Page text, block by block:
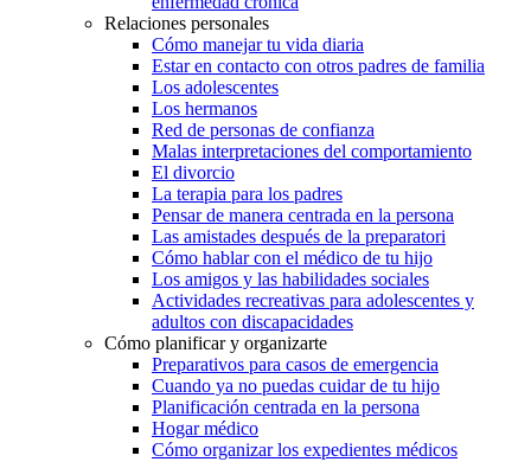
Relaciones personales
Cómo manejar tu vida diaria
Estar en contacto con otros padres de familia
Los adolescentes
Los hermanos
Red de personas de confianza
Malas interpretaciones del comportamiento
El divorcio
La terapia para los padres
Pensar de manera centrada en la persona
Las amistades después de la preparatori
Cómo hablar con el médico de tu hijo
Los amigos y las habilidades sociales
Actividades recreativas para adolescentes y
adultos con discapacidades
Cómo planificar y organizarte
Preparativos para casos de emergencia
Cuando ya no puedas cuidar de tu hijo
Planificación centrada en la persona
Hogar médico
Cómo organizar los expedientes médicos